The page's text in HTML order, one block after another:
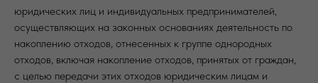
юридических лиц и индивидуальных предпринимателей,
осуществляющих на законных основаниях деятельность по
накоплению отходов, отнесенных к группе однородных
отходов, включая накопление отходов, принятых от граждан,
с целью передачи этих отходов юридическим лицам и